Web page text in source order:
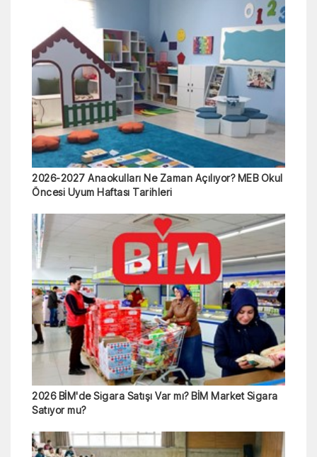
2026-2027 Anaokulları Ne Zaman Açılıyor? MEB Okul
Öncesi Uyum Haftası Tarihleri
2026 BİM'de Sigara Satışı Var mı? BİM Market Sigara
Satıyor mu?